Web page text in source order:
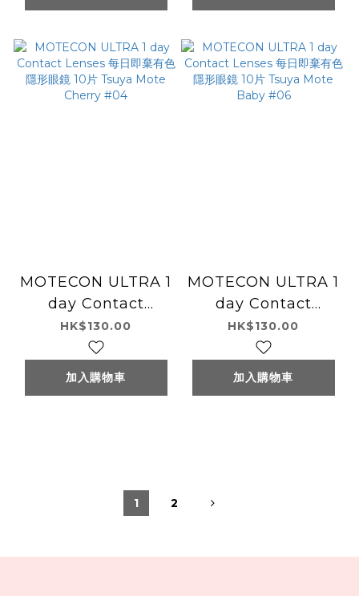
MOTECON ULTRA 1
day Contact
Lenses 每日即棄有色
隱形眼鏡 10片 Tsuya
Mote Cherry #04
HK$130.00
加入購物車
MOTECON ULTRA 1
day Contact
Lenses 每日即棄有色
隱形眼鏡 10片 Tsuya
Mote Baby #06
HK$130.00
加入購物車
1 2